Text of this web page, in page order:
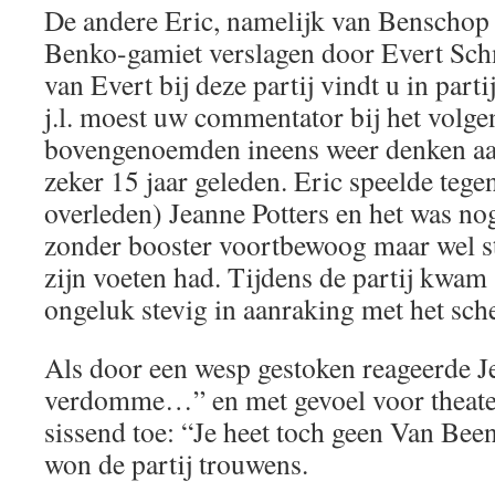
De andere Eric, namelijk van
Benko-gamiet verslagen door Evert
van Evert bij deze partij vindt u in
j.l. moest uw commentator bij het
bovengenoemden ineens weer denken
zeker 15 jaar geleden. Eric speelde
overleden) Jeanne Potters en het was
zonder booster voortbewoog maar wel
zijn voeten had. Tijdens de partij kwam
ongeluk stevig in aanraking met het
Als door een wesp gestoken reageerde
verdomme…” en met gevoel voor
sissend toe: “Je heet toch geen Van
won de partij trouwens.